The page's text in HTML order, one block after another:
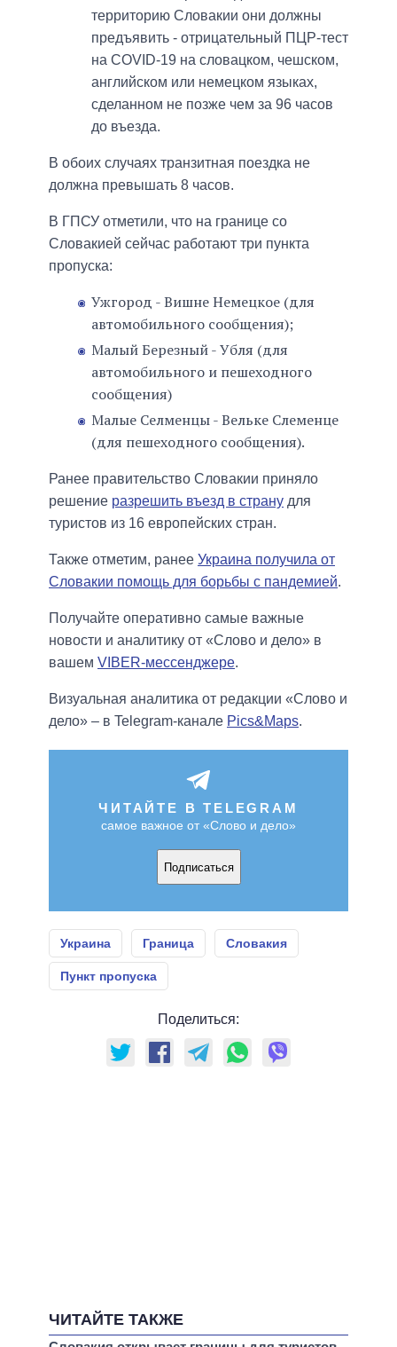
территорию Словакии они должны
предъявить - отрицательный ПЦР-тест
на COVID-19 на словацком, чешском,
английском или немецком языках,
сделанном не позже чем за 96 часов
до въезда.
В обоих случаях транзитная поездка не
должна превышать 8 часов.
В ГПСУ отметили, что на границе со
Словакией сейчас работают три пункта
пропуска:
Ужгород - Вишне Немецкое (для
автомобильного сообщения);
Малый Березный - Убля (для
автомобильного и пешеходного
сообщения)
Малые Селменцы - Вельке Слеменце
(для пешеходного сообщения).
Ранее правительство Словакии приняло
решение разрешить въезд в страну для
туристов из 16 европейских стран.
Также отметим, ранее Украина получила от
Словакии помощь для борьбы с пандемией.
Получайте оперативно самые важные
новости и аналитику от «Слово и дело» в
вашем VIBER-мессенджере.
Визуальная аналитика от редакции «Слово и
дело» – в Telegram-канале Pics&Maps.
ЧИТАЙТЕ В TELEGRAM
самое важное от «Слово и дело»
Подписаться
Украина Граница Словакия
Пункт пропуска
Поделиться:
ЧИТАЙТЕ ТАКЖЕ